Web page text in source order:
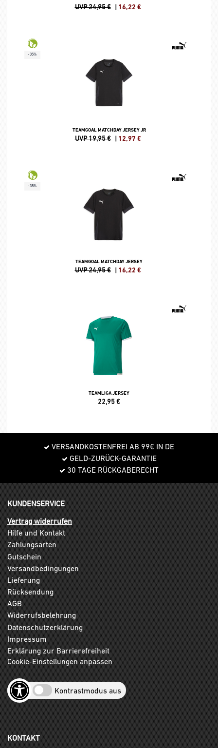
UVP 24,95 € | 16,22 €
-35%
TEAMGOAL MATCHDAY JERSEY JR
UVP 19,95 € | 12,97 €
-35%
TEAMGOAL MATCHDAY JERSEY
UVP 24,95 € | 16,22 €
TEAMLIGA JERSEY
22,95€
VERSANDKOSTENFREI AB 99€ IN DE
GELD-ZURÜCK-GARANTIE
30 TAGE RÜCKGABERECHT
KUNDENSERVICE
Vertrag widerrufen
Hilfe und Kontakt
Zahlungsarten
Gutschein
Versandbedingungen
Lieferung
Rücksendung
AGB
Widerrufsbelehrung
Datenschutzerklärung
Impressum
Erklärung zur Barrierefreiheit
Cookie-Einstellungen anpassen
Kontrastmodus aus
KONTAKT